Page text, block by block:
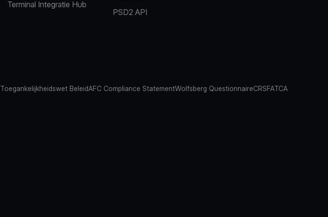
Terminal Integratie Hub
PSD2 API
Toegankelijkheidswet BeleidAFC Compliance StatementWolfsberg QuestionnaireCRSFATCA